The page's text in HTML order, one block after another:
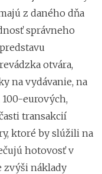
z daného dňa
správneho
otvára,
na vydávanie, na
eurových,
transakcií
ktoré by slúžili na
hotovosť v
zvýši náklady